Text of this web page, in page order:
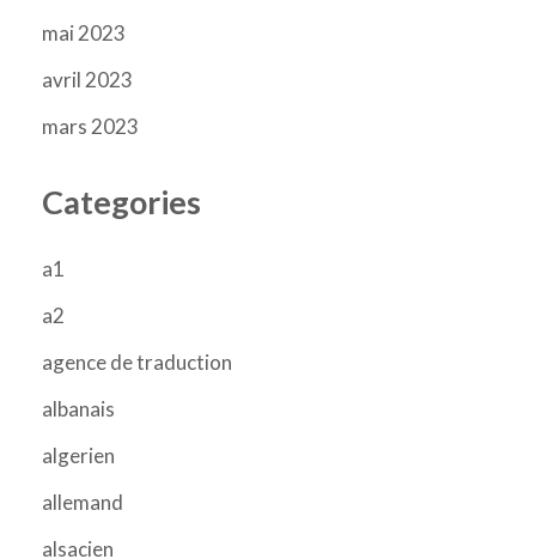
mai 2023
avril 2023
mars 2023
Categories
a1
a2
agence de traduction
albanais
algerien
allemand
alsacien